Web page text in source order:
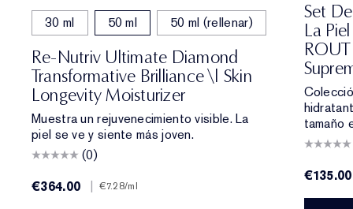
30 ml 50 ml 50 ml (rellenar)
Re-Nutriv Ultimate Diamond
Transformative Brilliance \| Skin
Longevity Moisturizer
Muestra un rejuvenecimiento visible. La
piel se ve y siente más joven.
(0)
€364.00
€7.28/ml
Set
La
tamaño
€135.00